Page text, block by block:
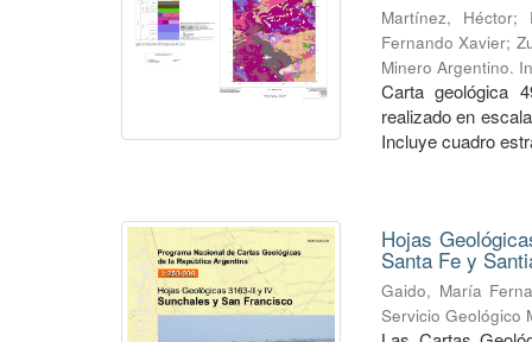
Martínez, Héctor;
Fernando Xavier;
Minero Argentino.
Carta geológica
realizado en
Incluye cuadro
Hojas
Santa Fe y
Gaido, María
Servicio Geológico